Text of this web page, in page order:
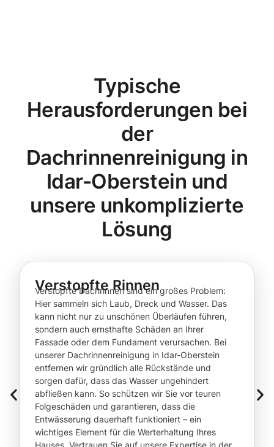
Typische
Herausforderungen bei
der
Dachrinnenreinigung in
Idar-Oberstein und
unsere unkomplizierte
Lösung
Verstopfte Rinnen
Verstopfte Dachrinnen sind ein großes Problem:
Hier sammeln sich Laub, Dreck und Wasser. Das
kann nicht nur zu unschönen Überläufen führen,
sondern auch ernsthafte Schäden an Ihrer
Fassade oder dem Fundament verursachen. Bei
unserer Dachrinnenreinigung in Idar-Oberstein
entfernen wir gründlich alle Rückstände und
sorgen dafür, dass das Wasser ungehindert
abfließen kann. So schützen wir Sie vor teuren
Folgeschäden und garantieren, dass die
Entwässerung dauerhaft funktioniert – ein
wichtiges Element für die Werterhaltung Ihres
Hauses. Vertrauen Sie auf unsere Expertise in der